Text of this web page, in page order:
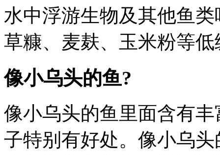
水中浮游生物及其他鱼
草糠、麦麸、玉米粉等
像小乌头的鱼?
像小乌头的鱼里面含有
子特别有好处。像小乌